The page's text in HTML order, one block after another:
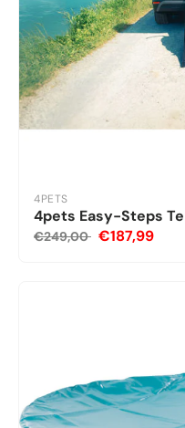
4PETS
4pets Easy-Steps
€249,00 €187,99